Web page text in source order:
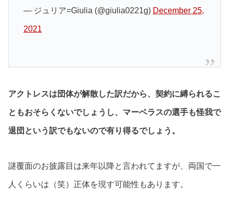
— ジュリア=Giulia (@giulia0221g) December 25,
2021
アクトレスは団体が解散した訳だから、契約に縛られるこ
ともおそらくないでしょうし、マーベラスの選手も怪我で
退団という訳でもないので有り得るでしょう。
謎覆面のお披露目は来年以降と言われてますが、両国で一
人くらいは（笑）正体を現す可能性もあります。